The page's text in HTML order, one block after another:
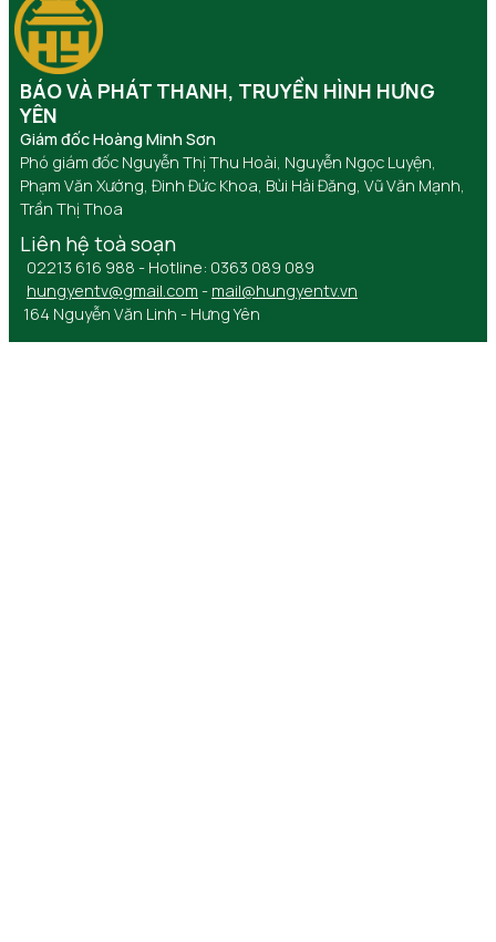
BÁO VÀ PHÁT THANH, TRUYỀN HÌNH HƯNG
YÊN
Giám đốc Hoàng Minh Sơn
Phó giám đốc Nguyễn Thị Thu Hoài, Nguyễn Ngọc Luyện,
Phạm Văn Xướng, Đinh Đức Khoa, Bùi Hải Đăng, Vũ Văn Mạnh,
Trần Thị Thoa
Liên hệ toà soạn
02213 616 988 - Hotline: 0363 089 089
hungyentv@gmail.com - mail@hungyentv.vn
164 Nguyễn Văn Linh - Hưng Yên